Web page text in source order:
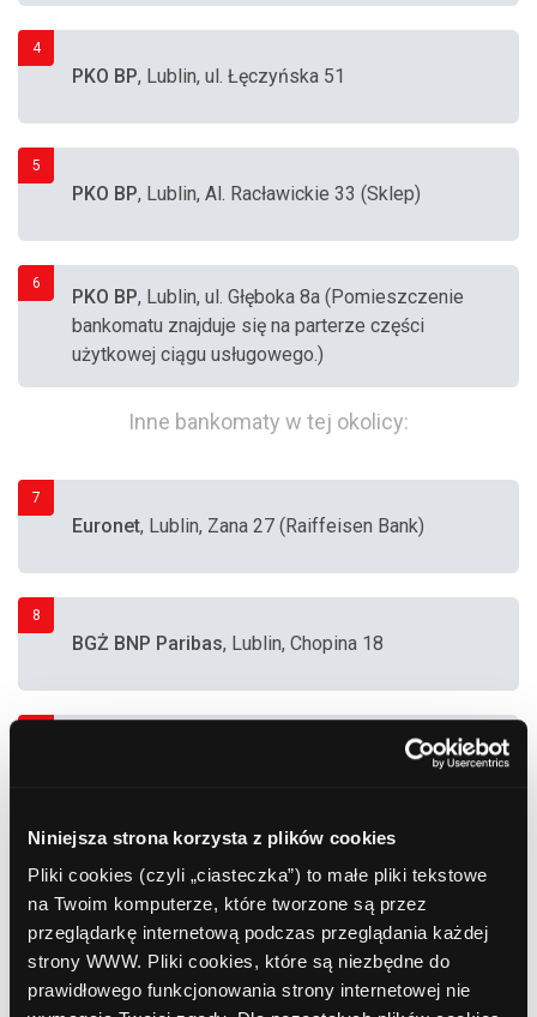
Niniejsza strona korzysta z plików cookies
Pliki cookies (czyli „ciasteczka”) to małe pliki tekstowe
na Twoim komputerze, które tworzone są przez
przeglądarkę internetową podczas przeglądania każdej
strony WWW. Pliki cookies, które są niezbędne do
prawidłowego funkcjonowania strony internetowej nie
4
PKO BP, Lublin, ul. Łęczyńska 51
5
PKO BP, Lublin, Al. Racławickie 33 (Sklep)
6
PKO BP, Lublin, ul. Głęboka 8a (Pomieszczenie
bankomatu znajduje się na parterze części
użytkowej ciągu usługowego.)
Inne bankomaty w tej okolicy:
7
Euronet, Lublin, Zana 27 (Raiffeisen Bank)
8
BGŻ BNP Paribas, Lublin, Chopina 18
, Lublin,
Abramowicka 2 (Szpital Neuropsychiatryczny)
Bank Polska Kasa Opieki (PEKAO SA) , Lublin,
Lubomelska 1-3
11
Bank Polska Kasa Opieki (PEKAO SA), Lublin,
Plac Curie-Skłodowskiej 5 (Uniwersytet im.